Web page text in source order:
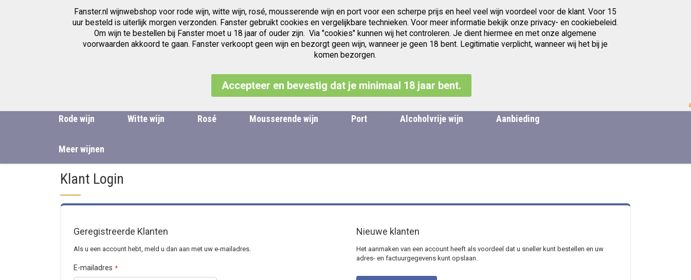
Fanster.nl wijnwebshop voor rode wijn, witte wijn, rosé, mousserende wijn en port voor een scherpe prijs en heel veel wijn voordeel voor de klant. Voor 15
uur besteld is uiterlijk morgen verzonden. Fanster gebruikt cookies en vergelijkbare technieken. Voor meer informatie bekijk onze privacy- en cookiebeleid.
Om wijn te bestellen bij Fanster moet u 18 jaar of ouder zijn. Via "cookies" kunnen wij het controleren. Je dient hiermee en met onze algemene
voorwaarden akkoord te gaan. Fanster verkoopt geen wijn en bezorgt geen wijn, wanneer je geen 18 bent. Legitimatie verplicht, wanneer wij het bij je
komen bezorgen.
Accepteer en bevestig dat je minimaal 18 jaar bent.
Wijnwinkel voor de beste wijnen Gratis verzending v.a. € 97.50 Jubileum jaren Vintage Port Gratis afhalen in Utrecht
Rode wijn Witte wijn Rosé Mousserende wijn Port Alcoholvrije wijn Aanbieding
Meer wijnen
Klant Login
Geregistreerde Klanten
Als u een account hebt, meld u dan aan met uw e-mailadres.
E-mailadres
Nieuwe klanten
Het aanmaken van een account heeft als voordeel dat u sneller kunt bestellen en uw
adres- en factuurgegevens kunt opslaan.